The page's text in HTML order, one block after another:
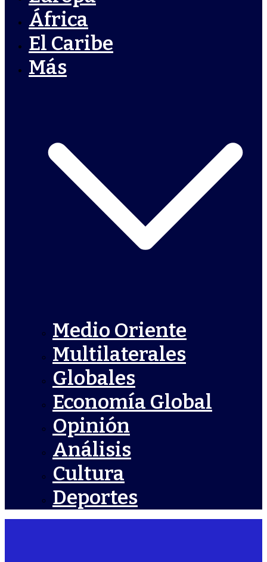
África
El Caribe
Más
Medio Oriente
Multilaterales
Globales
Economía Global
Opinión
Análisis
Cultura
Deportes